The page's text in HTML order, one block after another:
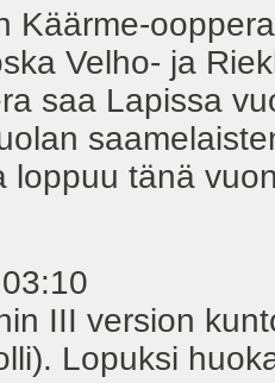
Käärme-
Velho- ja
saa Lapissa
loppuu tänä
III version
Lopuksi